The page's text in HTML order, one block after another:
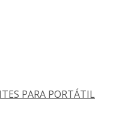
PARA PORTÁTIL